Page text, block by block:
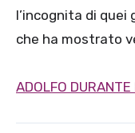
l’incognita di quei
che ha mostrato
ADOLFO